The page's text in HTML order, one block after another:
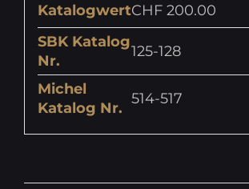
KatalogwertCHF 200.00
SBK Katalog
Nr.
125-128
Michel
Katalog Nr.
514-517